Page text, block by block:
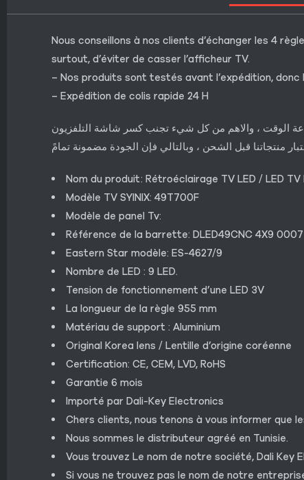
Nous conseillons à nos clients d’échanger les 4
surtout, d’éviter de casser l’afficheur TV.
– Nos produits sont testés avant l’expédition,
– Expédition de colis rapide 24 H
الوقت ، والاهم من كل شيء تجنب كسر شاشة التلفزيون
منتجاتنا قبل الشحن ، وبالتالي فإن الجودة مضمونة تمامً
Nom du produit: Rétroéclairage TV LED / LED
Modèle TV SYINIX: 49T700F
Modèle de panel Tv:
Référence de la barrette: DLED49CNC 4X9 0007
Eastern Star modèle: ES-4627/9
Nombre de LED : 9 LED.
Tension de fonctionnement d’une LED 3V
La longueur de la règle 955 mm
Matériau de support : Aluminium
Original Korea lens / Lentille d’origine coréenne
Certification: CE, CEM, LVD, RoHS
Garantie 6 mois
Importé par Dali-Key Electronics
Chers clients, nous tenons à vous informer que
Nous sommes le distributeur agréé en Tunisie.
Vous trouvez Le nom de notre société, Dali Key
Si vous ne trouvez pas le nom de notre